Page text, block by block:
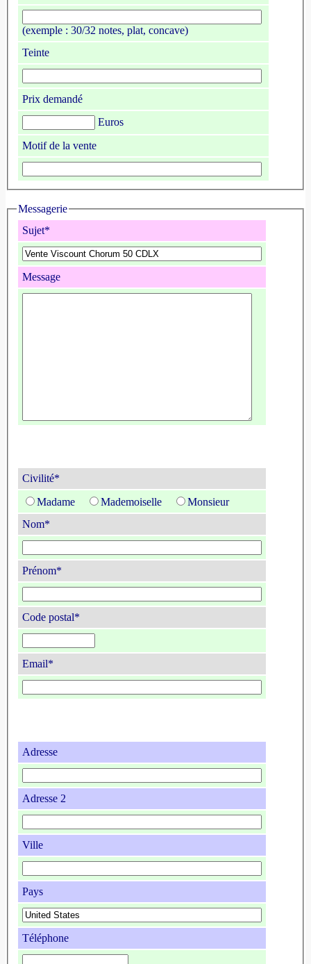
(exemple : 30/32 notes, plat, concave)
Teinte
Prix demandé
Euros
Motif de la vente
Messagerie
Sujet*
Message
Civilité*
Madame
Mademoiselle
Monsieur
Nom*
Prénom*
Code postal*
Email*
Adresse
Adresse 2
Ville
Pays
Téléphone